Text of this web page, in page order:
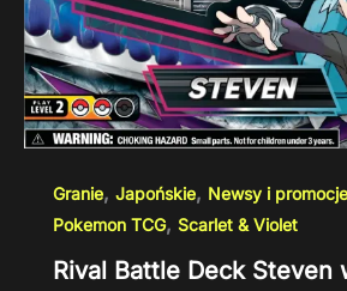
Granie, Japońskie, Newsy i
Pokemon TCG, Scarlet & Violet
Rival Battle Deck Steven